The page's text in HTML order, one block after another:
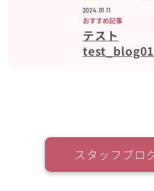
2024.01.11
おすすめ記事
テスト
test_blog01
スタッフブロ